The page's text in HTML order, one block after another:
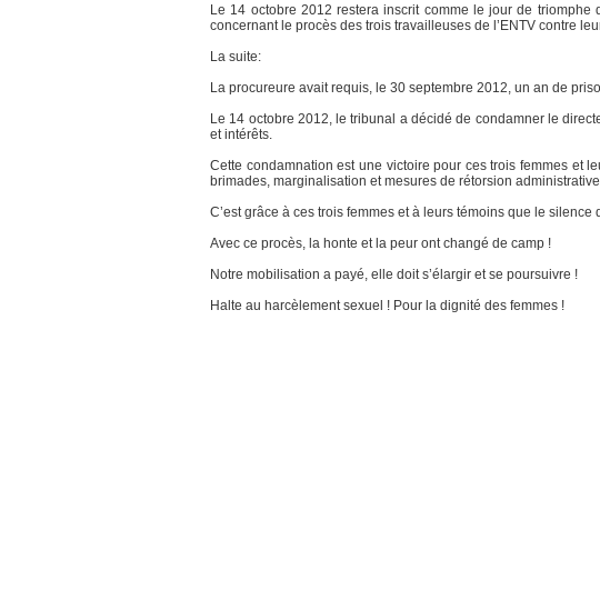
Le 14 octobre 2012 restera inscrit comme le jour de
concernant le procès des trois travailleuses de l’ENTV contre
La suite:
La procureure avait requis, le 30 septembre 2012, un an de
Le 14 octobre 2012, le tribunal a décidé de condamner le
et intérêts.
Cette condamnation est une victoire pour ces trois femmes et
brimades, marginalisation et mesures de rétorsion
C’est grâce à ces trois femmes et à leurs témoins que le
Avec ce procès, la honte et la peur ont changé de camp !
Notre mobilisation a payé, elle doit s’élargir et se poursuivre !
Halte au harcèlement sexuel ! Pour la dignité des femmes !